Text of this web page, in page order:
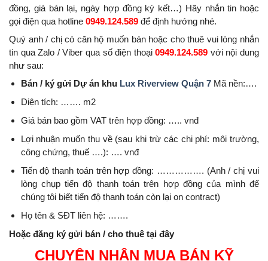
đồng, giá bán lại, ngày hợp đồng ký kết…) Hãy nhắn tin hoặc
gọi điện qua hotline 0949.124.589 để định hướng nhé.
Quý anh / chị có căn hộ muốn bán hoặc cho thuê vui lòng nhắn
tin qua Zalo / Viber qua số điện thoại0949.124.589 với nội dung
như sau:
Bán / ký gửi Dự án khu Lux Riverview Quận 7 Mã nền:….
Diện tích: ……. m2
Giá bán bao gồm VAT trên hợp đồng: ….. vnđ
Lợi nhuận muốn thu về (sau khi trừ các chi phí: môi trường,
công chứng, thuế ….): …. vnđ
Tiến độ thanh toán trên hợp đồng: ……………. (Anh / chị vui
lòng chụp tiến độ thanh toán trên hợp đồng của mình để
chúng tôi biết tiến độ thanh toán còn lại on contract)
Họ tên & SĐT liên hệ: …….
Hoặc đăng ký gửi bán / cho thuê tại đây
CHUYÊN NHẬN MUA BÁN KỸ